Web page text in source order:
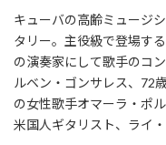
キューバの高齢ミュージ
タリー。主役級で登場す
の演奏家にして歌手のコ
ルベン・ゴンサレス、72
の女性歌手オマーラ・ポ
米国人ギタリスト、ライ・